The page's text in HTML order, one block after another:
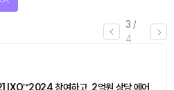
3 /
4
IXO™2024 참여하고, 2억원 상당 에어